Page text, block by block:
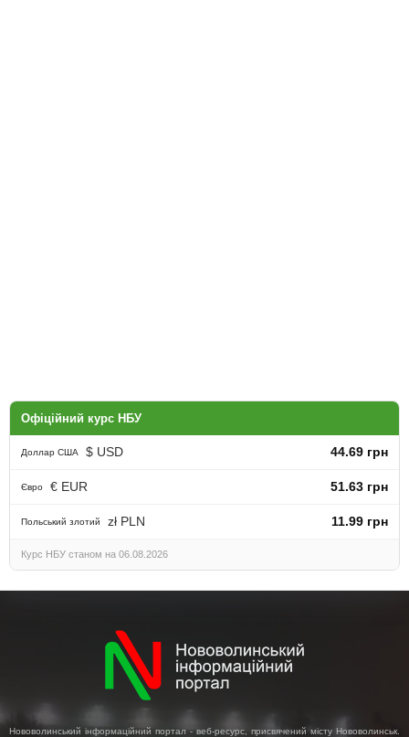
Офіційний курс НБУ
Доллар США $ USD 44.69 грн
Євро € EUR 51.63 грн
Польський злотий zł PLN 11.99 грн
Курс НБУ станом на 06.08.2026
Нововолинський інформаційний портал - веб-ресурс, присвячений місту Нововолинськ.